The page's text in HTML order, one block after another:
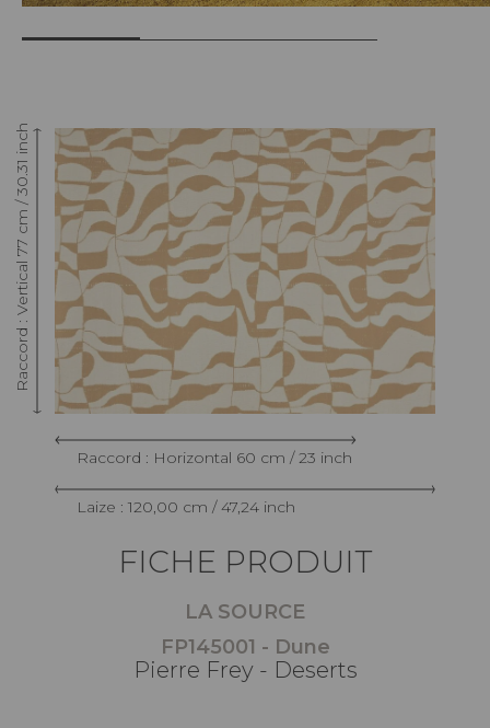
Raccord : Vertical 77 cm / 30.31 inch
Raccord : Horizontal 60 cm / 23 inch
Laize : 120,00 cm / 47,24 inch
FICHE PRODUIT
LA SOURCE
FP145001 - Dune
Pierre Frey - Deserts